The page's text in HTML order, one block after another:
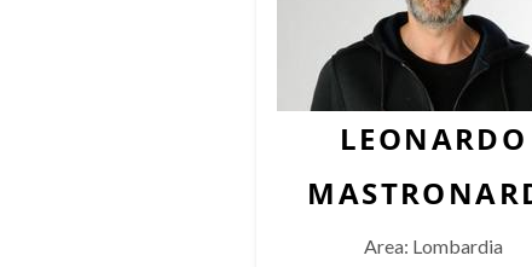
LEONARDO
Area: Lombardia